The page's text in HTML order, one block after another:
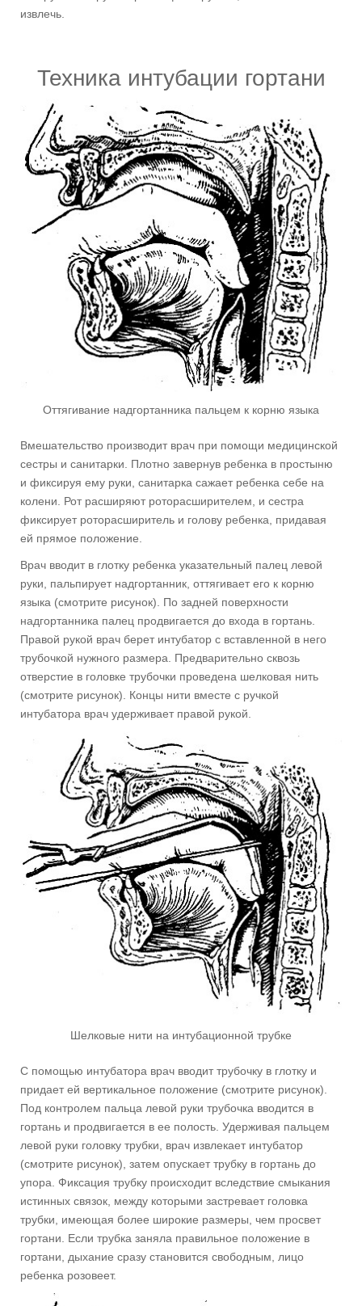
извлечь.
Техника интубации гортани
Оттягивание надгортанника пальцем к корню языка
Вмешательство производит врач при помощи медицинской
сестры и санитарки. Плотно завернув ребенка в простыню
и фиксируя ему руки, санитарка сажает ребенка себе на
колени. Рот расширяют роторасширителем, и сестра
фиксирует роторасширитель и голову ребенка, придавая
ей прямое положение.
Врач вводит в глотку ребенка указательный палец левой
руки, пальпирует надгортанник, оттягивает его к корню
языка (смотрите рисунок). По задней поверхности
надгортанника палец продвигается до входа в гортань.
Правой рукой врач берет интубатор с вставленной в него
трубочкой нужного размера. Предварительно сквозь
отверстие в головке трубочки проведена шелковая нить
(смотрите рисунок). Концы нити вместе с ручкой
интубатора врач удерживает правой рукой.
Шелковые нити на интубационной трубке
С помощью интубатора врач вводит трубочку в глотку и
придает ей вертикальное положение (смотрите рисунок).
Под контролем пальца левой руки трубочка вводится в
гортань и продвигается в ее полость. Удерживая пальцем
левой руки головку трубки, врач извлекает интубатор
(смотрите рисунок), затем опускает трубку в гортань до
упора. Фиксация трубку происходит вследствие смыкания
истинных связок, между которыми застревает головка
трубки, имеющая более широкие размеры, чем просвет
гортани. Если трубка заняла правильное положение в
гортани, дыхание сразу становится свободным, лицо
ребенка розовеет.